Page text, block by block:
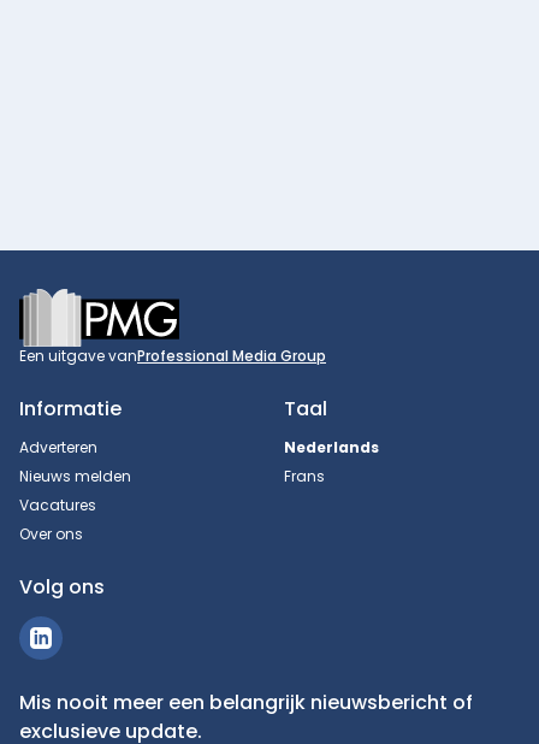
Footer
Een uitgave vanProfessional Media Group
Informatie
Adverteren
Nieuws melden
Vacatures
Over ons
Taal
Nederlands
Frans
Volg ons
Mis nooit meer een belangrijk nieuwsbericht of
exclusieve update.